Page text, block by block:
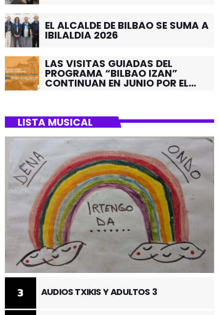
EL ALCALDE DE BILBAO SE SUMA A
IBILALDIA 2026
LAS VISITAS GUIADAS DEL
PROGRAMA “BILBAO IZAN”
CONTINUAN EN JUNIO POR EL
LISTA MUSICAL
3 AUDIOS TXIKIS Y ADULTOS 3